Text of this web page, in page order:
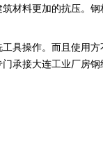
料更加的抗压。
具操作。而且使用
承接大连工业厂房